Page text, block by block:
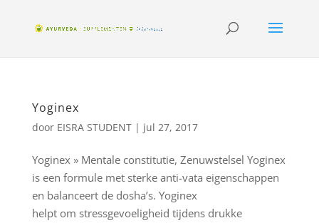
Yoginex
door EISRA STUDENT| jul 27, 2017
Yoginex » Mentale constitutie, Zenuwstelsel Yoginex
is een formule met sterke anti-vata eigenschappen
en balanceert de dosha’s. Yoginex
helpt om stressgevoeligheid tijdens drukke